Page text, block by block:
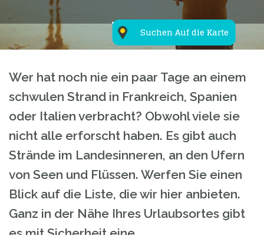
Suchen Auf die Karte
Wer hat noch nie ein paar Tage an einem
schwulen Strand in Frankreich, Spanien
oder Italien verbracht? Obwohl viele sie
nicht alle erforscht haben. Es gibt auch
Strände im Landesinneren, an den Ufern
von Seen und Flüssen. Werfen Sie einen
Blick auf die Liste, die wir hier anbieten.
Ganz in der Nähe Ihres Urlaubsortes gibt